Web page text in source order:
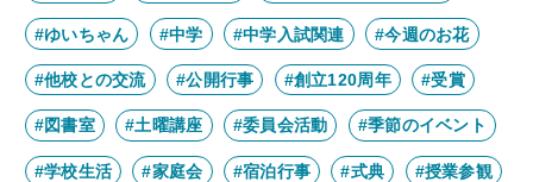
#ゆいちゃん #中学 #中学入試関連 #今週のお花
#他校との交流 #公開行事 #創立120周年 #受賞
#図書室 #土曜講座 #委員会活動 #季節のイベント
#学校生活 #家庭会 #宿泊行事 #式典 #授業参観